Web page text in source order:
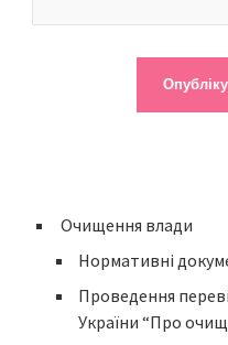
Очищення влади
Нормативні
Проведення
України “Про